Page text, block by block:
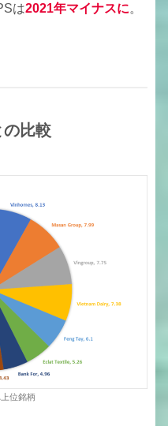
は2021年マイナスに。
の比較
位銘柄